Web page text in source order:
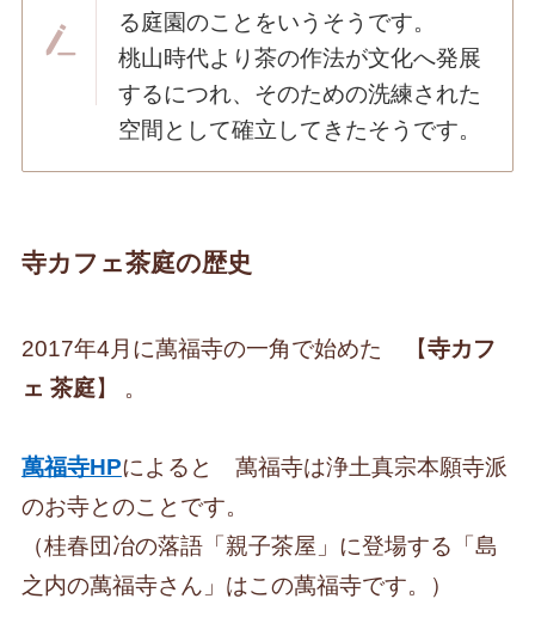
る庭園のことをいうそうです。
桃山時代より茶の作法が文化へ発展
するにつれ、そのための洗練された
空間として確立してきたそうです。
寺カフェ茶庭の歴史
2017年4月に萬福寺の一角で始めた 【寺カフ
ェ 茶庭】 。
萬福寺HPによると 萬福寺は浄土真宗本願寺派
のお寺とのことです。
（桂春団冶の落語「親子茶屋」に登場する「島
之内の萬福寺さん」はこの萬福寺です。）